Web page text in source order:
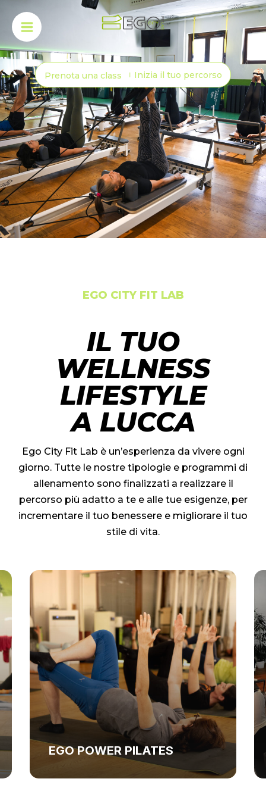
Prenota una class Inizia il tuo percorso
EGO CITY FIT LAB
IL TUO
WELLNESS
LIFESTYLE
A LUCCA
Ego City Fit Lab è un’esperienza da vivere ogni
giorno. Tutte le nostre tipologie e programmi di
allenamento sono finalizzati a realizzare il
percorso più adatto a te e alle tue esigenze, per
incrementare il tuo benessere e migliorare il tuo
stile di vita.
EGO POWER PILATES